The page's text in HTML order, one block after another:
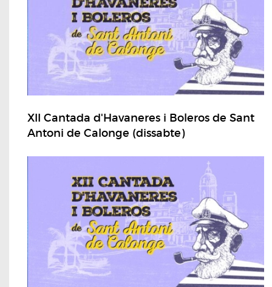
XII Cantada d'Havaneres i Boleros de Sant
Antoni de Calonge (dissabte)